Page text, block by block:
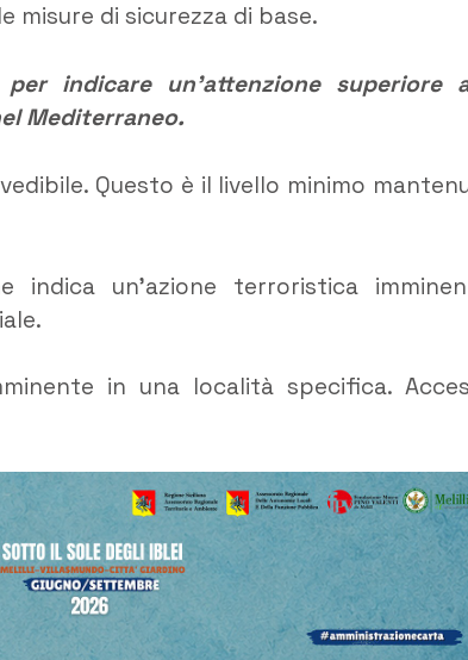
misure di sicurezza di base.
indicare un’attenzione superiore
Mediterraneo.
Questo è il livello minimo
un’azione terroristica
in una località specifica.